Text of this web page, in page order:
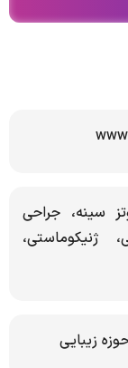
سینه، جراحی
ژنیکوماستی،